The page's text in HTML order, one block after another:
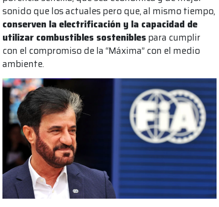
sonido que los actuales pero que, al mismo tiempo,
conserven la electrificación y la capacidad de
utilizar combustibles sostenibles para cumplir
con el compromiso de la “Máxima” con el medio
ambiente.